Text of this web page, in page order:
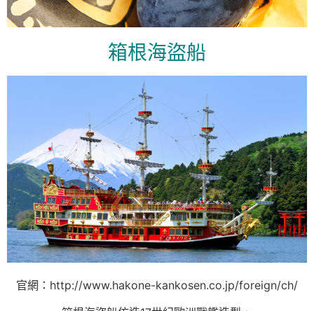
箱根海盜船
官網：http://www.hakone-kankosen.co.jp/foreign/ch/